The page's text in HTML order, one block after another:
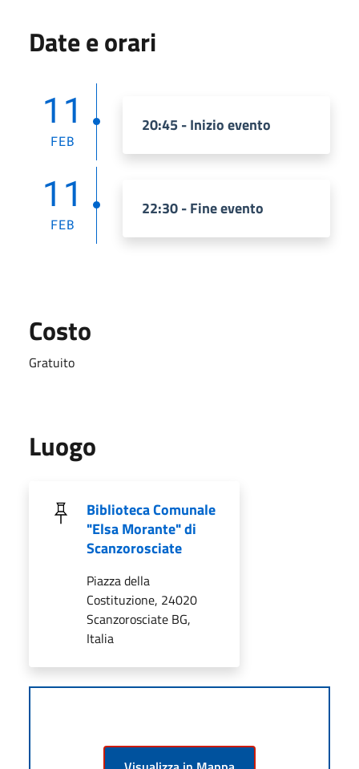
Date e orari
11
FEB
20:45 - Inizio evento
11
FEB
22:30 - Fine evento
Costo
Gratuito
Luogo
Biblioteca Comunale
"Elsa Morante" di
Scanzorosciate
Piazza della
Costituzione, 24020
Scanzorosciate BG,
Italia